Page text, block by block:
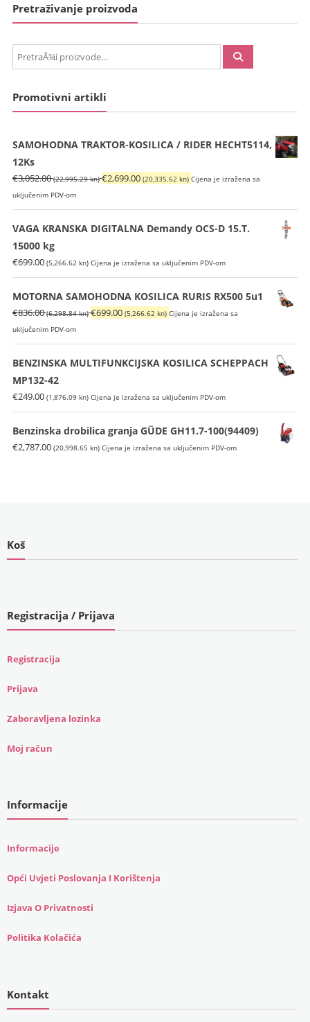
Pretraživanje proizvoda
PretraÅ¾i:
Promotivni artikli
SAMOHODNA TRAKTOR-KOSILICA / RIDER HECHT5114,
12Ks
€3,052.00 (22,995.29 kn)Izvorna
bila
je:
€2,699.00 (20,335.62 kn) Trenutna
je:
€2,699.00
Cijena je izražena sa
uključenim PDV-om
VAGA KRANSKA DIGITALNA Demandy OCS-D 15.T.
15000 kg
€699.00 (5,266.62 kn) Cijena je izražena sa uključenim PDV-om
MOTORNA SAMOHODNA KOSILICA RURIS RX500 5u1
€836.00 (6,298.84 kn)Izvorna
bila
je:
€699.00 (5,266.62 kn) Trenutna
je:
€699.00
Cijena je izražena sa
uključenim PDV-om
BENZINSKA MULTIFUNKCIJSKA KOSILICA SCHEPPACH
MP132-42
€249.00 (1,876.09 kn) Cijena je izražena sa uključenim PDV-om
Benzinska drobilica granja GÜDE GH11.7-100(94409)
€2,787.00 (20,998.65 kn) Cijena je izražena sa uključenim PDV-om
Koš
Registracija / Prijava
Registracija
Prijava
Zaboravljena lozinka
Moj račun
Informacije
Informacije
Opći Uvjeti Poslovanja I Korištenja
Izjava O Privatnosti
Politika Kolačića
Kontakt